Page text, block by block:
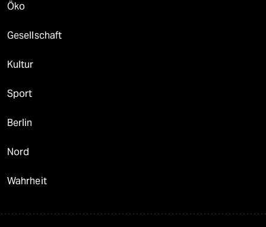
Öko
Gesellschaft
Kultur
Sport
Berlin
Nord
Wahrheit